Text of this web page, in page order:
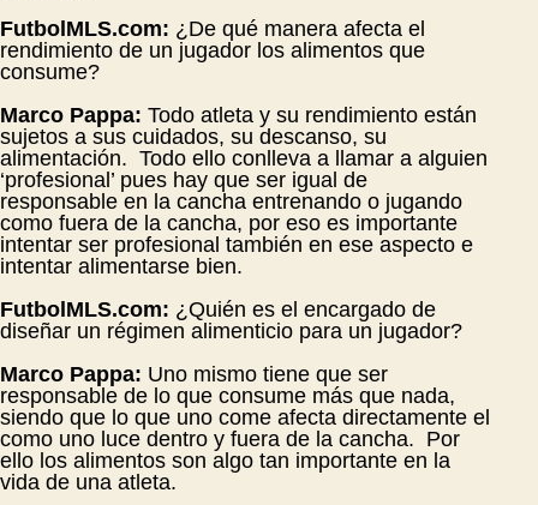
FutbolMLS.com: ¿De qué manera afecta el
rendimiento de un jugador los alimentos que
consume?
Marco Pappa: Todo atleta y su rendimiento están
sujetos a sus cuidados, su descanso, su
alimentación. Todo ello conlleva a llamar a alguien
‘profesional’ pues hay que ser igual de
responsable en la cancha entrenando o jugando
como fuera de la cancha, por eso es importante
intentar ser profesional también en ese aspecto e
intentar alimentarse bien.
FutbolMLS.com: ¿Quién es el encargado de
diseñar un régimen alimenticio para un jugador?
Marco Pappa: Uno mismo tiene que ser
responsable de lo que consume más que nada,
siendo que lo que uno come afecta directamente el
como uno luce dentro y fuera de la cancha. Por
ello los alimentos son algo tan importante en la
vida de una atleta.